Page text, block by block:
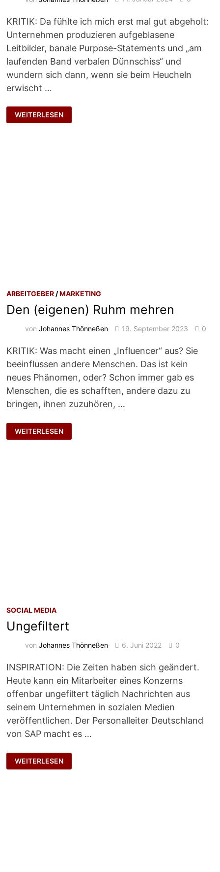
KRITIK: Da fühlte ich mich erst mal gut abgeholt:
Unternehmen produzieren aufgeblasene
Leitbilder, banale Purpose-Statements und „am
laufenden Band verbalen Dünnschiss“ und
wundern sich dann, wenn sie beim Heucheln
erwischt …
NÜTZLICHE
HEUCHELEI
WEITERLESEN
ARBEITGEBER /MARKETING
Den (eigenen) Ruhm mehren
vonJohannes Thönneßen 19. September 2023 0
KRITIK: Was macht einen „Influencer“ aus? Sie
beeinflussen andere Menschen. Das ist kein
neues Phänomen, oder? Schon immer gab es
Menschen, die es schafften, andere dazu zu
bringen, ihnen zuzuhören, …
DEN
(EIGENEN)
RUHM
WEITERLESEN
SOCIAL MEDIA
Ungefiltert
vonJohannes Thönneßen 6. Juni 2022 0
INSPIRATION: Die Zeiten haben sich geändert.
Heute kann ein Mitarbeiter eines Konzerns
offenbar ungefiltert täglich Nachrichten aus
seinem Unternehmen in sozialen Medien
veröffentlichen. Der Personalleiter Deutschland
von SAP macht es …
UNGEFILTERT
WEITERLESEN